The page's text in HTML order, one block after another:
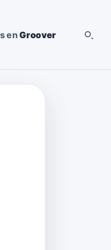
enGroover